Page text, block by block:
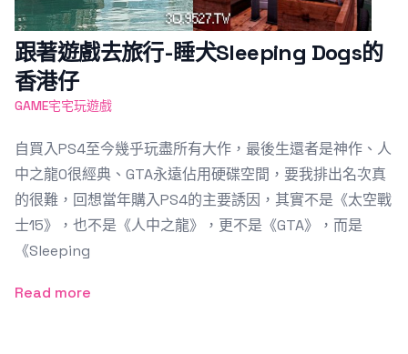
跟著遊戲去旅行-睡犬Sleeping Dogs的
香港仔
GAME宅宅玩遊戲
自買入PS4至今幾乎玩盡所有大作，最後生還者是神作、人
中之龍0很經典、GTA永遠佔用硬碟空間，要我排出名次真
的很難，回想當年購入PS4的主要誘因，其實不是《太空戰
士15》，也不是《人中之龍》，更不是《GTA》，而是
《Sleeping
Read more